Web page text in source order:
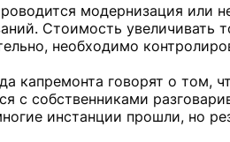
модернизация или
Стоимость увеличивать
необходимо
капремонта говорят о том,
с собственниками
инстанции прошли, но